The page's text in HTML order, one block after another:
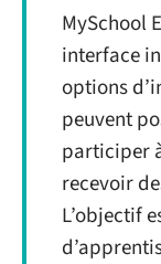
MySchool
interface
options
peuvent
participer
recevoir
L’objectif